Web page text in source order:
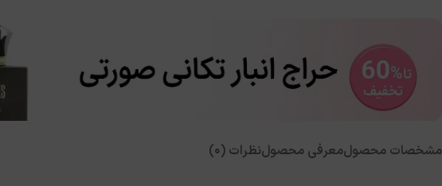
مشخصات محصولمعرفی محصولنظرات (0)